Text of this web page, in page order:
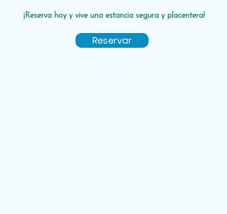
¡Reserva hoy y vive una estancia segura y placentera!
Reservar